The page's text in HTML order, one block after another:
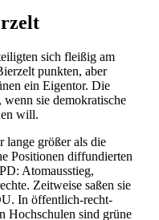
sich fleißig am
punkten, aber
ein Eigentor. Die
sie demokra­tische
will.
lange größer als die
Positionen diffun­dierten
Atomaus­stieg,
Zeitweise saßen sie
In öffentlich-recht­
Hochschulen sind grüne